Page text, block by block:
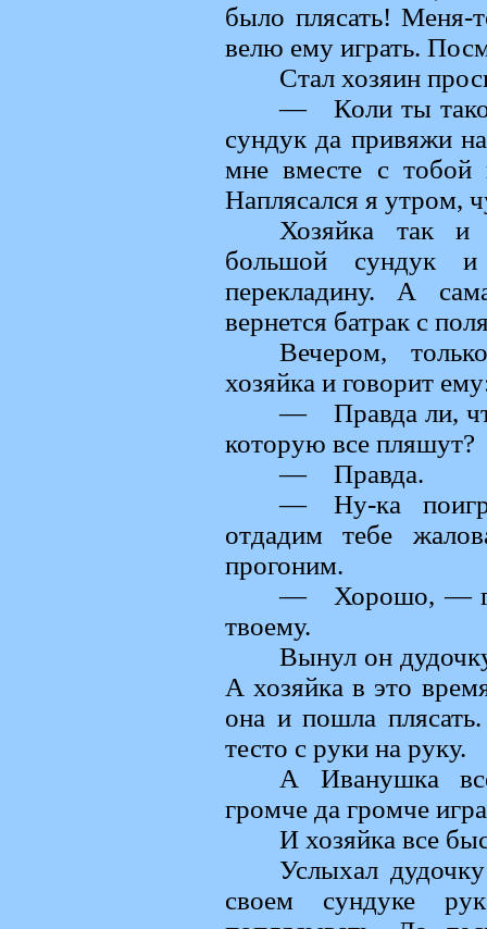
было плясать! Меня-
велю ему играть.
Стал хозяин
— Коли ты такое
сундук да привяжи
мне вместе с тобой
Наплясался я утром,
Хозяйка так и
большой сундук и
перекладину. А
вернется батрак с
Вечером,
хозяйка и говорит
— Правда ли,
которую все пляшут?
— Правда.
— Ну-ка
отдадим тебе
прогоним.
— Хорошо, —
твоему.
Вынул он
А хозяйка в это
она и пошла
тесто с руки на руку.
А Иванушка
громче да громче
И хозяйка все
Услыхал
своем сундуке